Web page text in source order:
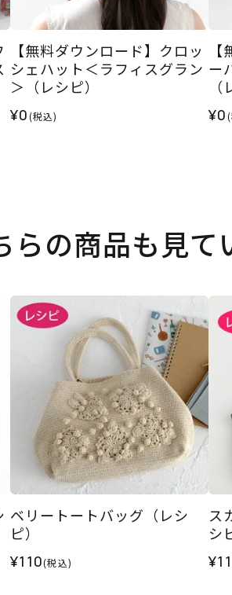
【無料ダウンロード】クロッ
シェハット＜ラフィスグラン
＞（レシピ）
¥0(税込)
ー
¥0
らの商品も見て
ベリートートバッグ（レシ
ピ）
¥110(税込)
ス
シ